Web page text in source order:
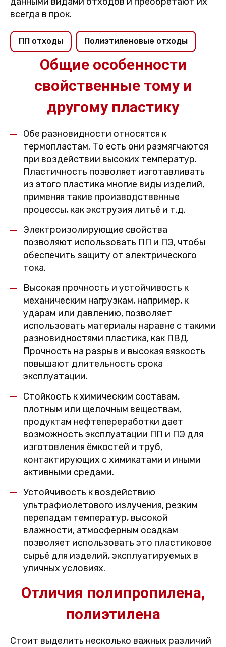
всегда в прок.
ПП отходы Полиэтиленовые отходы
Общие особенности
свойственные тому и
другому пластику
Обе разновидности относятся к
термопластам. То есть они размягчаются
при воздействии высоких температур.
Пластичность позволяет изготавливать
из этого пластика многие виды изделий,
применяя такие производственные
процессы, как экструзия литьё и т.д.
Электроизолирующие свойства
позволяют использовать ПП и ПЭ, чтобы
обеспечить защиту от электрического
тока.
Высокая прочность и устойчивость к
механическим нагрузкам, например, к
ударам или давлению, позволяет
использовать материалы наравне с такими
разновидностями пластика, как ПВД.
Прочность на разрыв и высокая вязкость
повышают длительность срока
эксплуатации.
Стойкость к химическим составам,
плотным или щелочным веществам,
продуктам нефтепереработки дает
возможность эксплуатации ПП и ПЭ для
изготовления ёмкостей и труб,
контактирующих с химикатами и иными
активными средами.
Устойчивость к воздействию
ультрафиолетового излучения, резким
перепадам температур, высокой
влажности, атмосферным осадкам
позволяет использовать это пластиковое
сырьё для изделий, эксплуатируемых в
уличных условиях.
Отличия полипропилена,
полиэтилена
Стоит выделить несколько важных различий